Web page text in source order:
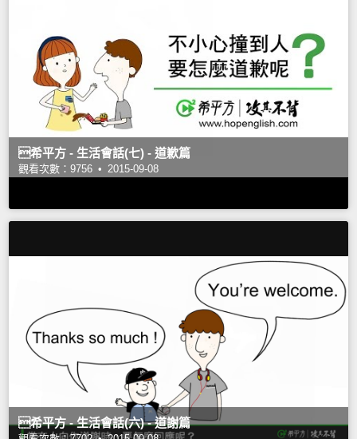
希平方 - 生活會話(七) - 道歉篇
觀看次數：9756 • 2015-09-08
希平方 - 生活會話(六) - 道謝篇